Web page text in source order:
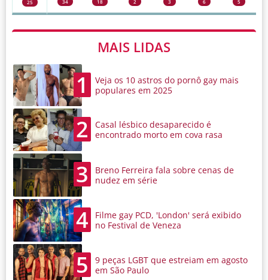
25 34 18 2 3 6 5
MAIS LIDAS
1
Veja os 10 astros do pornô gay mais
populares em 2025
2
Casal lésbico desaparecido é
encontrado morto em cova rasa
3
Breno Ferreira fala sobre cenas de
nudez em série
4
Filme gay PCD, 'London' será exibido
no Festival de Veneza
5
9 peças LGBT que estreiam em agosto
em São Paulo